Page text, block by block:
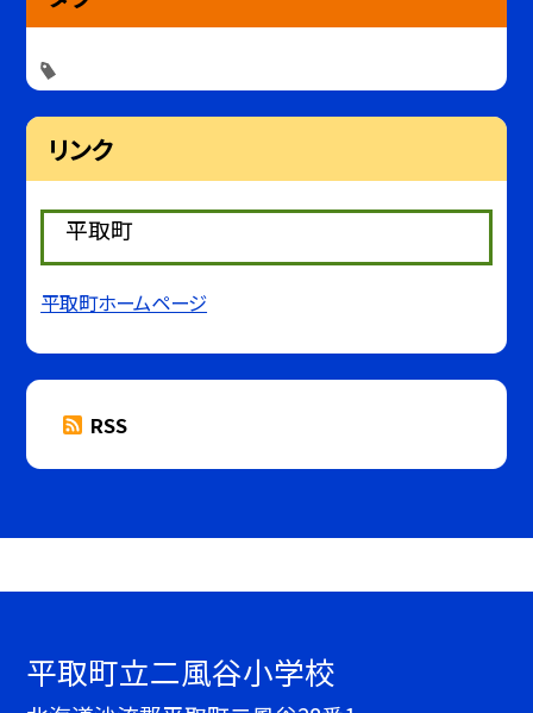
リンク
平取町
平取町ホームページ
RSS
平取町立二風谷小学校